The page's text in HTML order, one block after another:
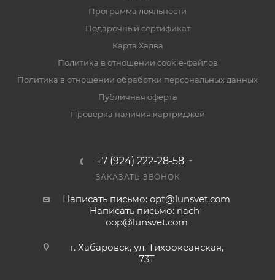
Программа лояльности
Подарочный сертификат
Карта Халва
Политика в отношении cookie-файлов
Политика в отношении обработки персональных данных
Публичная оферта
Проверка наличия картриджей
+7 (924) 222-28-58
ЗАКАЗАТЬ ЗВОНОК
Написать письмо: opt@lunsvet.com
Написать письмо: nach-
oop@lunsvet.com
г. Хабаровск, ул. Тихоокеанская,
73Т